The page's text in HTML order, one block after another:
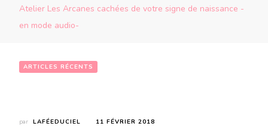
Atelier Les Arcanes cachées de votre signe de naissance -
en mode audio-
ARTICLES RÉCENTS
par LAFÉEDUCIEL
11 FÉVRIER 2018